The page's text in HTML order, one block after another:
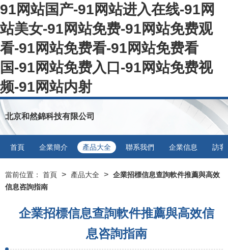
91网站国产-91网站进入在线-91网
站美女-91网站免费-91网站免费观
看-91网站免费看-91网站免费看
国-91网站免费入口-91网站免费视
频-91网站内射
北京和然錦科技有限公司
首頁 企業簡介 產品大全 聯系我們 企業信息 訪客
當前位置： 首頁 > 產品大全 > 企業招標信息查詢軟件推薦與高效
信息咨詢指南
企業招標信息查詢軟件推薦與高效信
息咨詢指南